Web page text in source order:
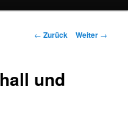
Beitrags-
← Zurück Weiter →
und